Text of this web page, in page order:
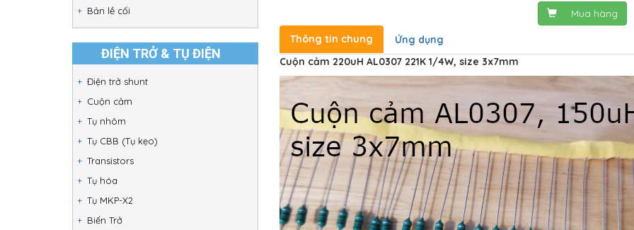
Bản lề cối
ĐIỆN TRỞ & TỤ ĐIỆN
Điện trở shunt
Cuộn cảm
Tụ nhôm
Tụ CBB (Tụ kẹo)
Transistors
Tụ hóa
Tụ MKP-X2
Biến Trở
Mua hàng
Thông tin chung
Ứng dụng
Cuộn cảm 220uH AL0307 221K 1/4W, size 3x7mm